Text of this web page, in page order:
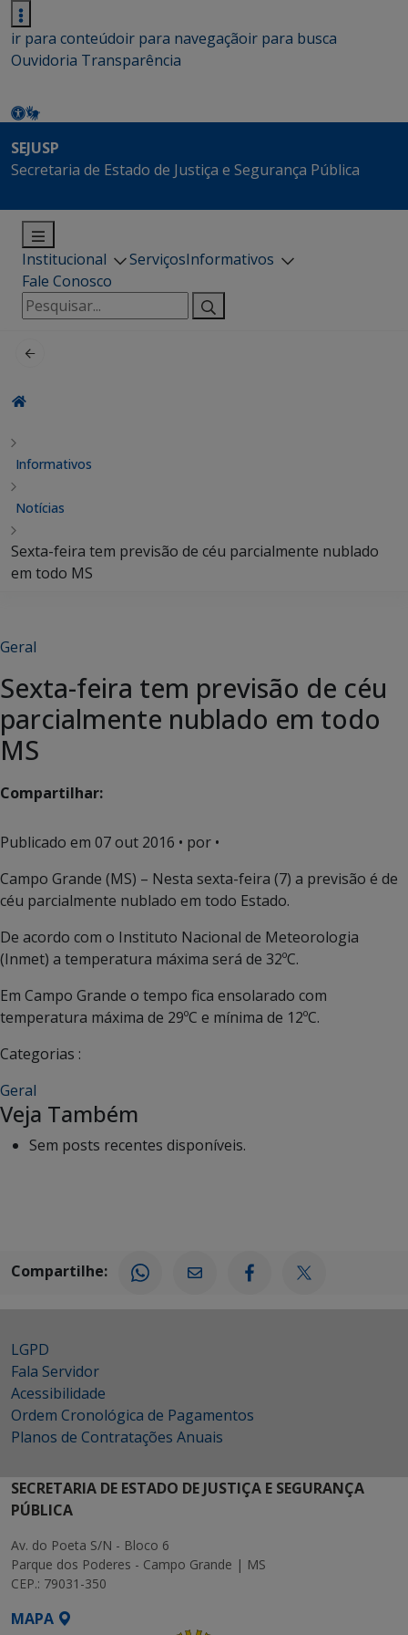
ir para conteúdoir para navegaçãoir para busca
Ouvidoria Transparência
SEJUSP
Secretaria de Estado de Justiça e Segurança Pública
Institucional ServiçosInformativos
Fale Conosco
Pesquisar
por:
Informativos
Notícias
Sexta-feira tem previsão de céu parcialmente nublado
em todo MS
Geral
Sexta-feira tem previsão de céu
parcialmente nublado em todo
MS
Compartilhar:
Publicado em 07 out 2016 • por •
Campo Grande (MS) – Nesta sexta-feira (7) a previsão é de
céu parcialmente nublado em todo Estado.
De acordo com o Instituto Nacional de Meteorologia
(Inmet) a temperatura máxima será de 32ºC.
Em Campo Grande o tempo fica ensolarado com
temperatura máxima de 29ºC e mínima de 12ºC.
Categorias :
Geral
Veja Também
Sem posts recentes disponíveis.
Compartilhe:
LGPD
Fala Servidor
Acessibilidade
Ordem Cronológica de Pagamentos
Planos de Contratações Anuais
SECRETARIA DE ESTADO DE JUSTIÇA E SEGURANÇA
PÚBLICA
Av. do Poeta S/N - Bloco 6
Parque dos Poderes - Campo Grande | MS
CEP.: 79031-350
MAPA